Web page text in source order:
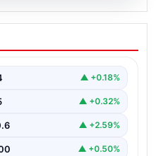
İle Çevrim içi
Ve Chat
bir tarzda bağlantı
▲ +0.18%
▲ +0.32%
▲ +2.59%
▲ +0.50%